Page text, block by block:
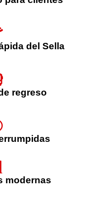
del Sella
regreso
modernas